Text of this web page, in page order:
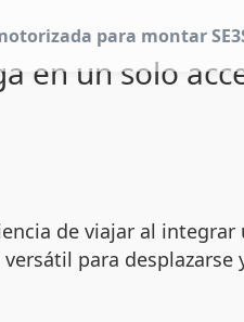
para montar
en un solo
de viajar al
para